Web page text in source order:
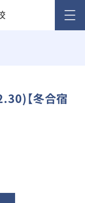
【冬合宿